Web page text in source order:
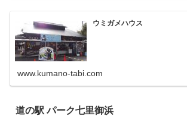
ウミガメハウス
www.kumano-tabi.com
道の駅 パーク七里御浜